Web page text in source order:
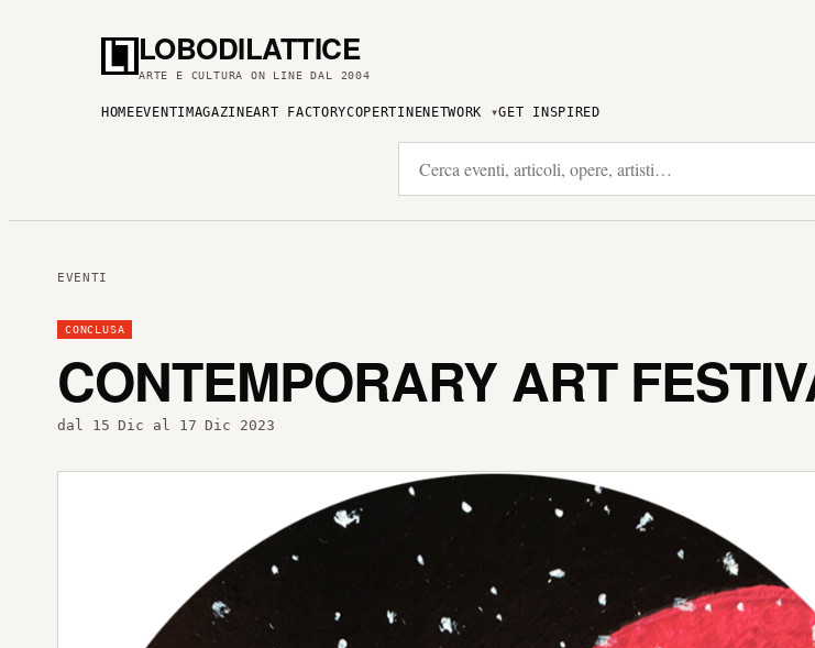
LOBODILATTICE
ARTE E CULTURA ON LINE DAL 2004
HOME EVENTI MAGAZINEART FACTORYCOPERTINENETWORK GET INSPIRED
EVENTI
CONCLUSA
CONTEMPORARY ART
dal 15 Dic al 17 Dic 2023